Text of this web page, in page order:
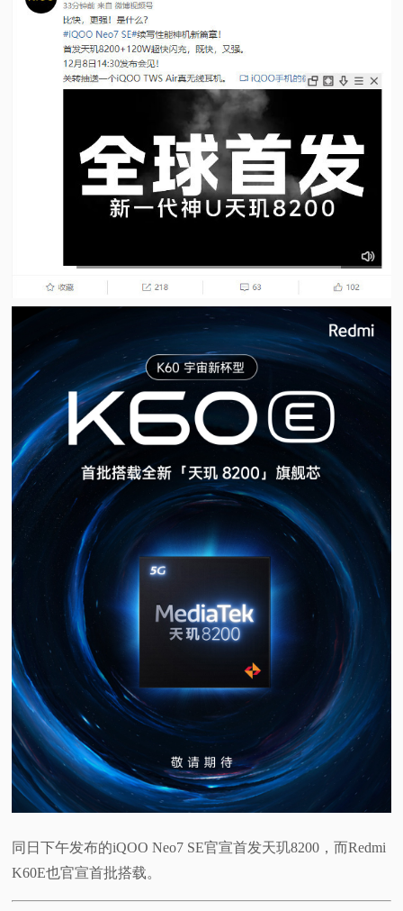
同日下午发布的iQOO Neo7 SE官宣首发天玑8200，而Redmi
K60E也官宣首批搭载。